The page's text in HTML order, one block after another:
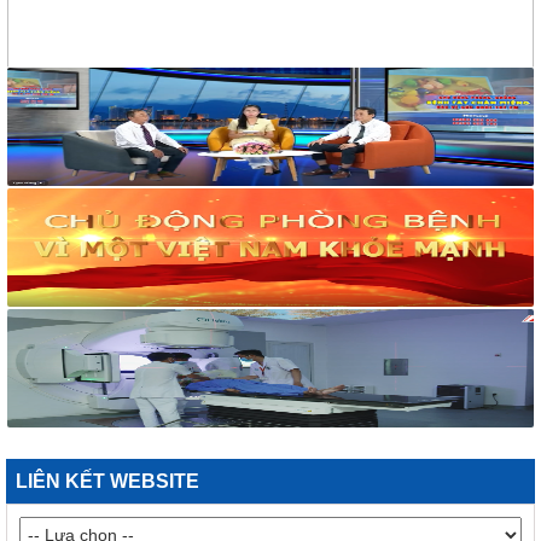
2169/VHXH
V/v mời báo giá thuê âm thanh, ánh sáng, loa và micro tuyên
truyền hoạt động mít tinh Hưởng ứng Tuần lễ Quốc gia không
khói thuốc lá năm 2026
2182/VHXH
V/v mời báo giá dịch vụ In ấn tổ chức mít tinh Hưởng ứng
Tuần lễ Quốc gia không khói thuốc lá năm 2026
117/2025/QH15
Luật Bảo vệ bí mật nhà nước
63/2026/NĐ-CP
Nghị định Quy định chi tiết một số điều và biện pháp thi hành
Luật bảo vệ bí mật nhà nước
LUẬT XỬ LÝ VI PHẠM HÀNH CHÍNH
190/2025/NĐ-CP
Nghị định Sửa đổi, bổ sung một số điều của Nghị định số
LIÊN KẾT WEBSITE